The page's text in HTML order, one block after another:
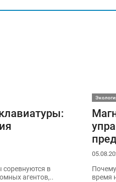
соревнуются в
агентов,..
время